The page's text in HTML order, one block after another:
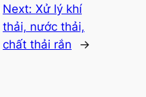
Next: Xử lý khí
thải, nước thải,
chất thải rắn
→